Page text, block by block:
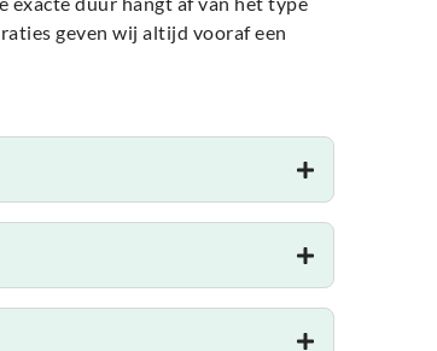
geven wij altijd vooraf een